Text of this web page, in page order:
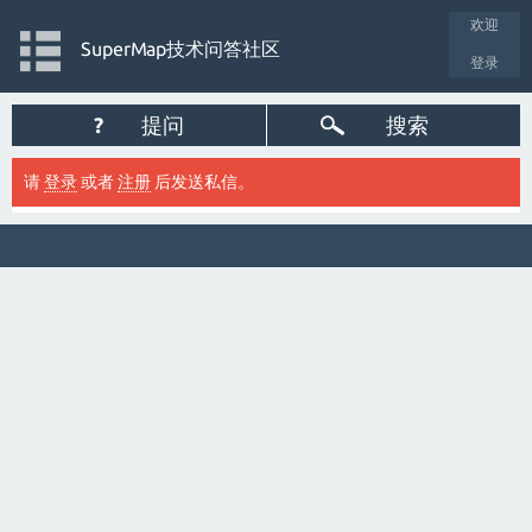
欢迎
登录
SuperMap技术问答社区
? 提问 搜索
请登录或者注册 后发送私信。